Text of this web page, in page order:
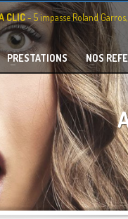
CLIC- 5 impasse Roland
PRESTATIONS NOS